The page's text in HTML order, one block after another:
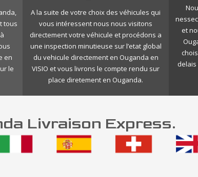
tous
en
le
A la suite de votre choix des véhicules qui
vous intéressent nous nous visitons
directement votre véhicule et procédons a
une inspection minutieuse sur l’etat global
du vehicule directement en Ouganda en
VISIO et vous livrons le compte rendu sur
place diretement en Ouganda.
et
Livraison Express.